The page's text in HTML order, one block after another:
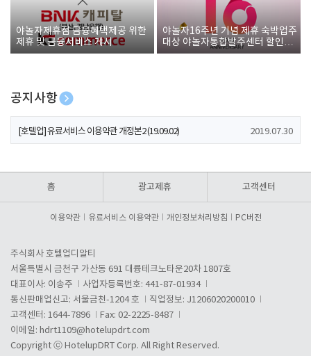
야놀자제휴점 금융혜택제공 위한
제휴 및 금융서비스 게시
야놀자16주년 기념 제휴 숙박업주
대상 야놀자통합발주센터 할인쿠
폰 증정
공지사항
[호텔업] 개인정보 처리방침 개정본1 (19.09.02)
[호텔업] 유료서비스 이용약관 개정본2 (19.09.02) 2019.07.30
홈 광고제휴 고객센터
이용약관 유료서비스 이용약관 개인정보처리방침 PC버전
주식회사 호텔업디알티
서울특별시 금천구 가산동 691 대륭테크노타운20차 1807호
대표이사: 이송주
사업자등록번호: 441-87-01934
통신판매업신고: 서울금천-1204 호
직업정보: J1206020200010
고객센터: 1644-7896
Fax: 02-2225-8487
이메일: hdrt1109@hotelupdrt.com
Copyright ⓒ HotelupDRT Corp. All Right Reserved.